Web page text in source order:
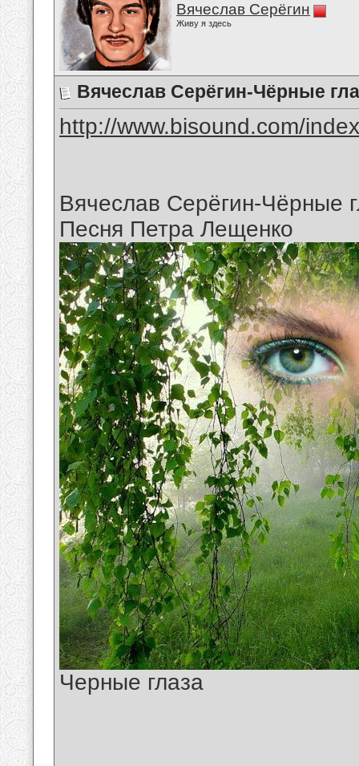
Вячеслав Серёгин
Живу я здесь
Вячеслав Серёгин-Чёрные
http://www.bisound.com/
Вячеслав Серёгин-Чёрные
Песня Петра Лещенко
Черные глаза